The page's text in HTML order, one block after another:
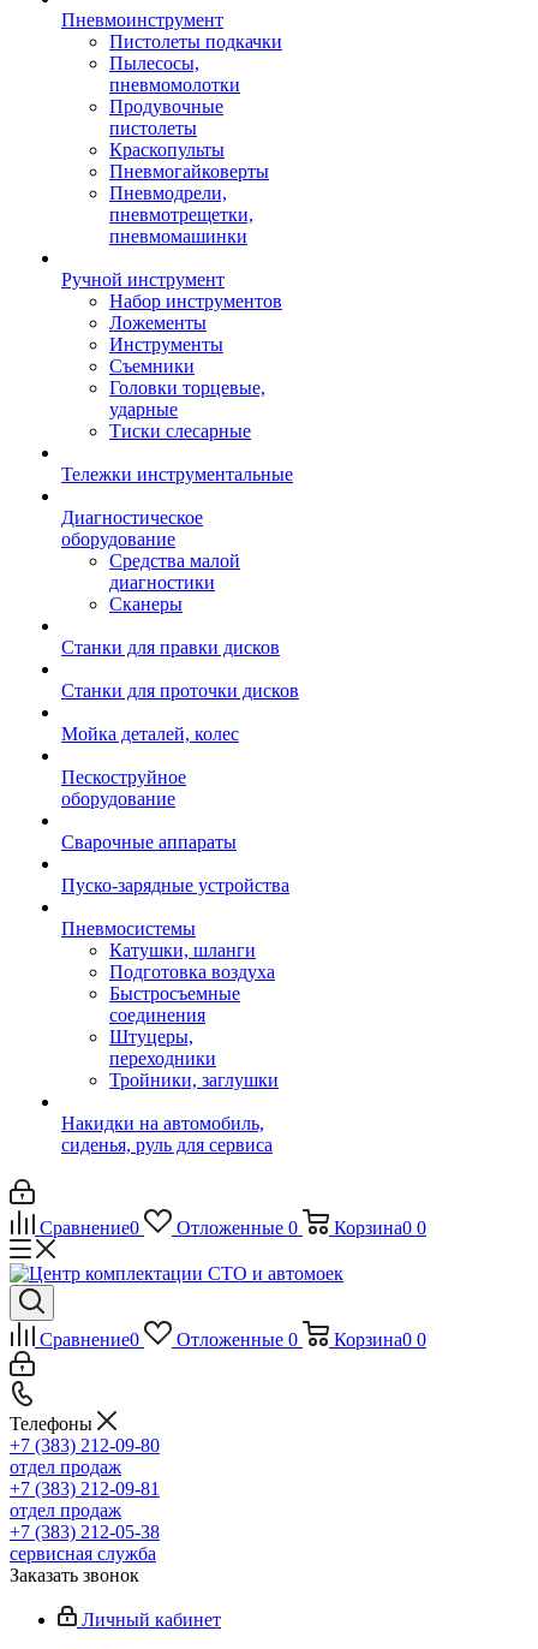
Пневмоинструмент
Пистолеты подкачки
Пылесосы,
пневмомолотки
Продувочные
пистолеты
Краскопульты
Пневмогайковерты
Пневмодрели,
пневмотрещетки,
пневмомашинки
Ручной инструмент
Набор инструментов
Ложементы
Инструменты
Съемники
Головки торцевые,
ударные
Тиски слесарные
Тележки инструментальные
Диагностическое
оборудование
Средства малой
диагностики
Сканеры
Станки для правки дисков
Станки для проточки дисков
Мойка деталей, колес
Пескоструйное
оборудование
Сварочные аппараты
Пуско-зарядные устройства
Пневмосистемы
Катушки, шланги
Подготовка воздуха
Быстросъемные
соединения
Штуцеры,
переходники
Тройники, заглушки
Накидки на автомобиль,
сиденья, руль для сервиса
Сравнение0 Отложенные 0 Корзина0 0
Сравнение0 Отложенные 0 Корзина0 0
Телефоны
+7 (383) 212-09-80
отдел продаж
+7 (383) 212-09-81
отдел продаж
+7 (383) 212-05-38
сервисная служба
Заказать звонок
Личный кабинет